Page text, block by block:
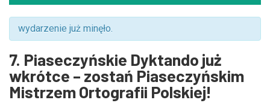
Czcionki
remove_circle_outline add_circle_outline
wydarzenie już minęło.
7. Piaseczyńskie Dyktando już
wkrótce – zostań Piaseczyńskim
Mistrzem Ortografii Polskiej!